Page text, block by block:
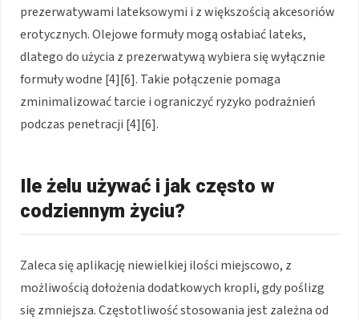
prezerwatywami lateksowymi i z większością akcesoriów
erotycznych. Olejowe formuły mogą osłabiać lateks,
dlatego do użycia z prezerwatywą wybiera się wyłącznie
formuły wodne [4][6]. Takie połączenie pomaga
zminimalizować tarcie i ograniczyć ryzyko podrażnień
podczas penetracji [4][6].
Ile żelu używać i jak często w
codziennym życiu?
Zaleca się aplikację niewielkiej ilości miejscowo, z
możliwością dołożenia dodatkowych kropli, gdy poślizg
się zmniejsza. Częstotliwość stosowania jest zależna od